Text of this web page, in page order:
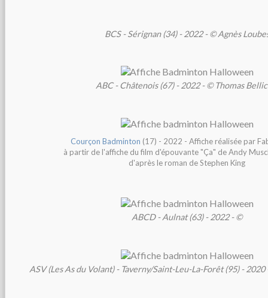
BCS - Sérignan (34) - 2022 - © Agnès
ABC - Châtenois (67) - 2022 - © Thomas
Courçon Badminton (17) - 2022 - Affiche réalisée par
à partir de l'affiche du film d'épouvante "Ça" de Andy
d'après le roman de Stephen King
ABCD - Aulnat (63) - 2022 - ©
ASV (Les As du Volant) - Taverny/Saint-Leu-La-Forêt (95) -